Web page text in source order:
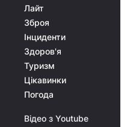
Лайт
Зброя
Інциденти
Здоров'я
Туризм
Цікавинки
Погода
Відео з Youtube